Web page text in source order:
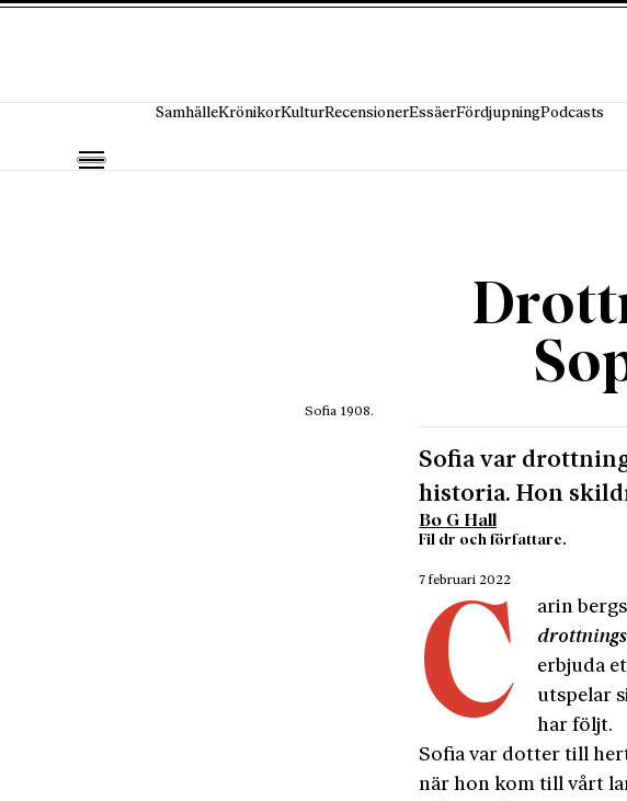
SamhälleKrönikorKulturRecensionerEssäerFördjupningPodcasts
Sofia 1908.
Sofia var
historia. Hon
Bo G Hall
Fil dr och författare.
7 februari 2022
C arin
erbjuda
utspelar
har följt.
Sofia var dotter till
när hon kom till vårt